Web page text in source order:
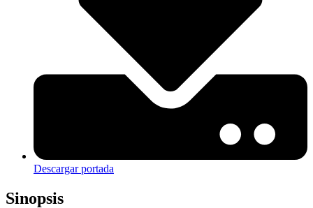
Descargar portada
Sinopsis